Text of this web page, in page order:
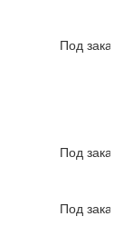
Под заказ
Под заказ
Под заказ